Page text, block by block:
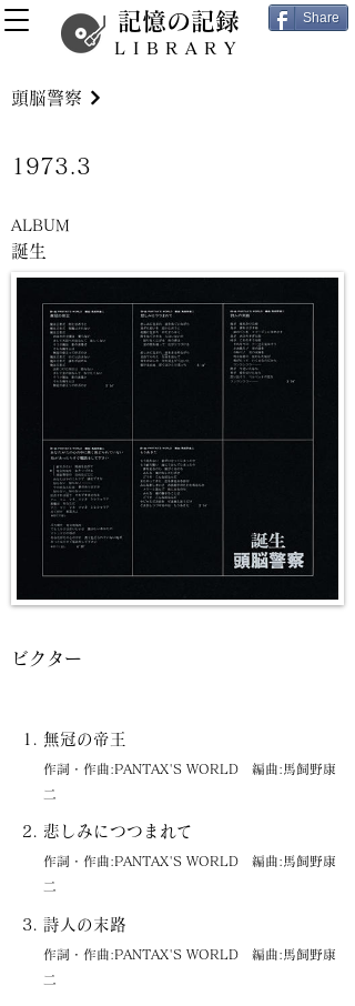
記憶の記録
LIBRARY
Share
誕生
無冠の帝王
作詞・作曲:PANTAX'S WORLD 編曲:馬飼野康
二
悲しみにつつまれて
作詞・作曲:PANTAX'S WORLD 編曲:馬飼野康
二
詩人の末路
作詞・作曲:PANTAX'S WORLD 編曲:馬飼野康
二
頭脳警察
1973.3
ALBUM
ビクター